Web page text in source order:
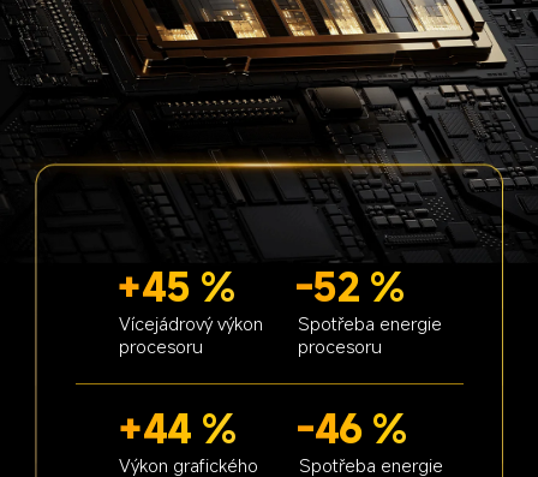
+45 %
Vícejádrový výkon
procesoru
-52 %
Spotřeba energie
procesoru
+44 %
Výkon grafického
-46 %
Spotřeba energie